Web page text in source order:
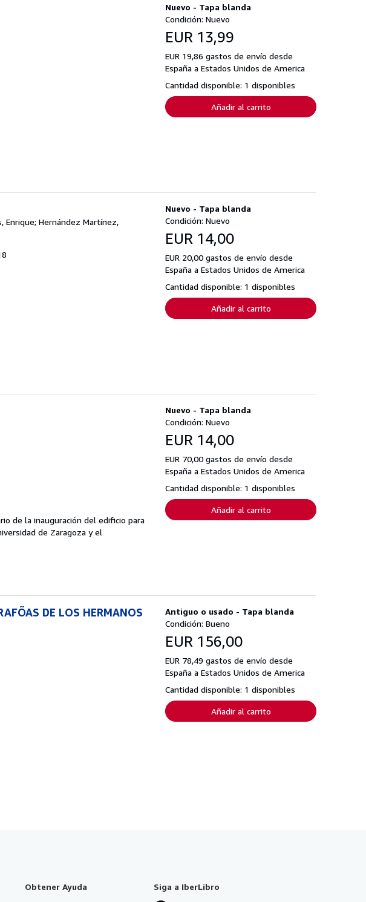
Nuevo - Tapa blanda
Condición: Nuevo
EUR 13,99
EUR 19,86 gastos de envío desde
España a Estados Unidos de America
Cantidad disponible: 1 disponibles
Añadir al carrito
Nuevo - Tapa blanda
Condición: Nuevo
EUR 14,00
EUR 20,00 gastos de envío desde
España a Estados Unidos de America
Cantidad disponible: 1 disponibles
Añadir al carrito
Enrique; Hernández Martínez,
Nuevo - Tapa blanda
Condición: Nuevo
EUR 14,00
EUR 70,00 gastos de envío desde
España a Estados Unidos de America
Cantidad disponible: 1 disponibles
Añadir al carrito
de la inauguración del edificio para
de Zaragoza y el
Antiguo o usado - Tapa blanda
Condición: Bueno
EUR 156,00
EUR 78,49 gastos de envío desde
España a Estados Unidos de America
Cantidad disponible: 1 disponibles
Añadir al carrito
DE LOS HERMANOS
Obtener Ayuda Siga a IberLibro